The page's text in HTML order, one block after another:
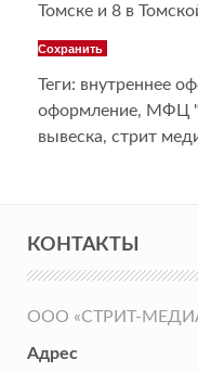
Томске и 8 в
Сохранить
Теги: внутреннее
оформление, МФЦ
вывеска, стрит
КОНТАКТЫ
ООО «СТРИТ-
Адрес